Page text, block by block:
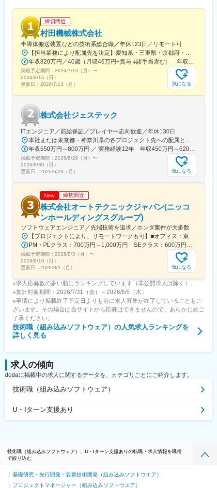
変更の範囲：会社の定める業務
など志向に合わせたキャリア形成を支援。
■ 長期的にエンジニアとして活躍
年次に応じてマネジメントへ強制的に移行することはなく、設
計・技術を生涯の仕事として続けられる環境です。
＜業務内容＞
自動車、航空機、家電、鉄道、半導体、工作機械、都市設備、電
動工具など、様々な業界の製品への業務系アプリケーションの開
発を行います。
を決めるため、配属ガチャはありません。
【事例】
・PCR検査装置のソフトウェア開発
・自動運転関連のシステム開発
・AR技術を使ったシューティングゲーム開発
・窓の開閉、エンジン、ブレーキなどの車載ECU開発
・自動二輪（バイク）のエンジンECU開発
・AED組み込みシステム
変更の範囲：会社の定める業務
締切間近
村田機械株式会社
半導体搬送装置などの技術系総合職／年休123日／リモート可
掲載予定期間： 2026/7/13（月） 〜
2026/8/16（日）
更新日： 2026/7/13（月） 気になる
株式会社ジェステック
ITエンジニア／前給保証／プレイヤー志向歓迎／年休130日
掲載予定期間： 2026/6/29（月） 〜
2026/8/30（日）
更新日： 2026/6/29（月） 気になる
New 締切間近
株式会社オートテクニックジャパン(ニッコ
ンホールディングスグループ)
ソフトウェアエンジニア／先端技術を追求／ホンダ案件が大多数
掲載予定期間： 2026/8/3（月） 〜
2026/8/16（日）
更新日： 2026/8/3（月） 気になる
※求人応募数の多い順にランキングしています（非公開求人は除く）。
※集計対象期間：2026/7/31（金）～2026/8/6（木）
※事情により掲載終了予定日よりも前に求人募集が終了していることもご
ざいます。その場合は当サイトから応募はできませんので、あらかじめご
了承ください。
技術職（組み込みソフトウェア） の人気求人ランキングを
詳しく見る
求人の傾向
dodaに掲載中の求人に関するデータを、カテゴリごとにご紹介します。
技術職（組み込みソフトウェア）
U・Iターン支援あり
技術職（組み込みソフトウェア）、U・Iターン支援ありの転職・求人情報を職種
で絞り込む
基礎研究・先行開発・要素技術開発（組み込みソフトウエア）
プロジェクトマネージャー（組み込みソフトウエア）